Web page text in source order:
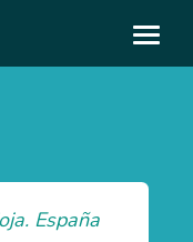
España